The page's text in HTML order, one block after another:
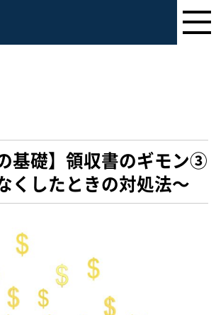
基礎】領収書のギモン③
くしたときの対処法～